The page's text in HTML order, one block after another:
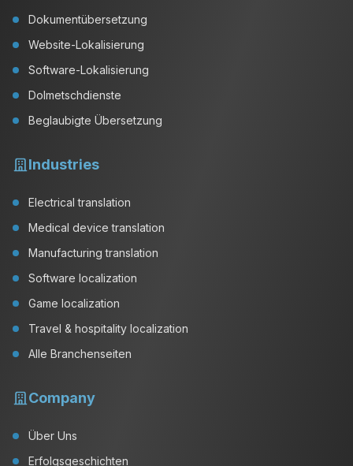
Dokumentübersetzung
Website-Lokalisierung
Software-Lokalisierung
Dolmetschdienste
Beglaubigte Übersetzung
Industries
Electrical translation
Medical device translation
Manufacturing translation
Software localization
Game localization
Travel & hospitality localization
Alle Branchenseiten
Company
Über Uns
Erfolgsgeschichten